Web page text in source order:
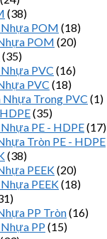
(38)
POM (18)
POM (20)
(35)
PVC (16)
PVC (18)
Nhựa Trong PVC (1)
(35)
PE - HDPE(17)
Tròn PE - HDPE
(38)
PEEK(20)
PEEK(18)
PP Tròn(16)
PP (15)